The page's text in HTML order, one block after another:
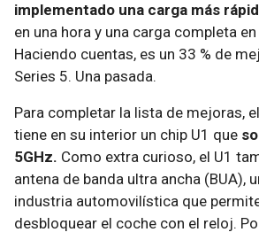
implementado una carga más
en una hora y una carga completa
Haciendo cuentas, es un 33 % de
Series 5. Una pasada.
Para completar la lista de mejoras,
tiene en su interior un chip U1 que
5GHz. Como extra curioso, el U1
antena de banda ultra ancha (BUA),
industria automovilística que
desbloquear el coche con el reloj.